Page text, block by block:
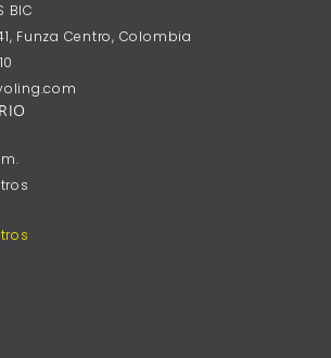
BIC
Funza Centro, Colombia